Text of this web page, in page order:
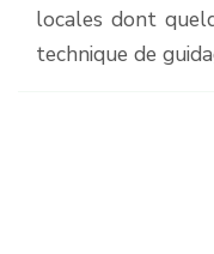
locales dont
technique de